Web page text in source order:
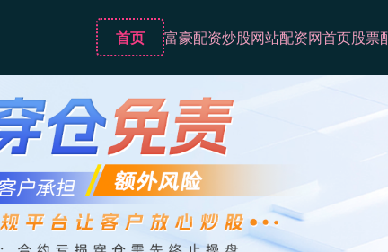
首页 富豪配资炒股网站配资网首页股票